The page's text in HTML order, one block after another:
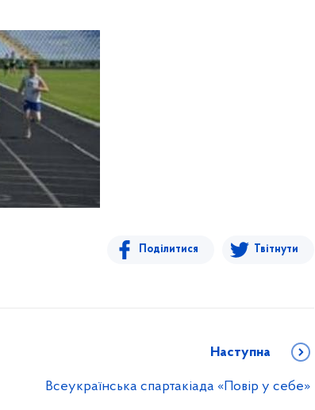
Поділитися Твітнути
Наступна
Всеукраїнська спартакіада «Повір у себе»